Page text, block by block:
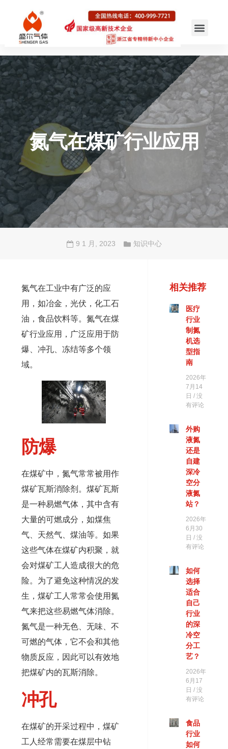
氮气在煤矿行业应用
9 1 月, 2023 知识中心
氮气在工业中有广泛的应
用，如冶金，光伏，化工石
油，食品饮料等。氮气在煤
矿行业应用，广泛应用于防
爆、冲孔、冻结等多个领
域。
防爆
在煤矿中，氮气常常被用作
煤矿瓦斯消除剂。煤矿瓦斯
是一种易燃气体，其中含有
大量的可燃成分，如煤焦
气、天然气、煤油等。如果
这些气体在煤矿内积聚，就
会对煤矿工人造成很大的危
险。为了避免这种情况的发
生，煤矿工人常常会使用氮
气来把这些易燃气体消除。
氮气是一种无色、无味、不
可燃的气体，它不会和其他
物质反应，因此可以有效地
把煤矿内的瓦斯消除。
冲孔
在煤矿的开采过程中，煤矿
工人经常需要在煤层中钻
相关推荐
医疗
行业
制氮
机选
型指
南
2026年
7月14
日 没
有评论
外购
液氮
还是
自建
深冷
空分
液氮
站？
2026年
6月30
日 没
有评论
如何
选择
适合
自己
行业
的深
冷空
分工
艺？
2026年
6月17
日 没
有评论
食品
行业
如何